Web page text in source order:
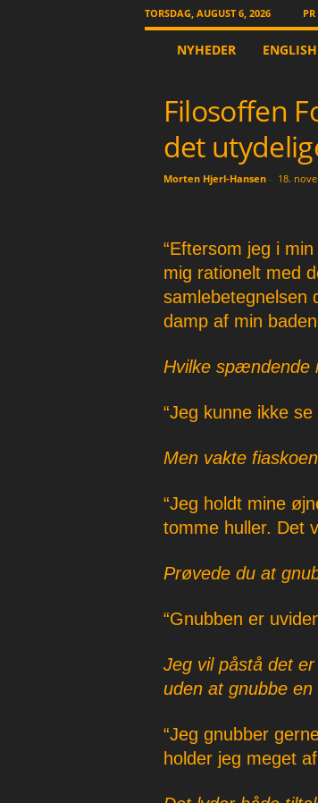
TORSDAG, AUGUST 6, 2026
PR
T
NYHEDER ENGLISH
Filosoffen
det
Morten Hjerl-Hansen- 18.
“Eftersom jeg i
mig rationelt med
samlebetegnelsen
damp af min
Hvilke spændende
“Jeg kunne ikke se
Men vakte
“Jeg holdt mine
tomme huller. Det
Prøvede du at
“Gnubben er
Jeg vil påstå det
uden at gnubbe en
“Jeg gnubber
holder jeg meget